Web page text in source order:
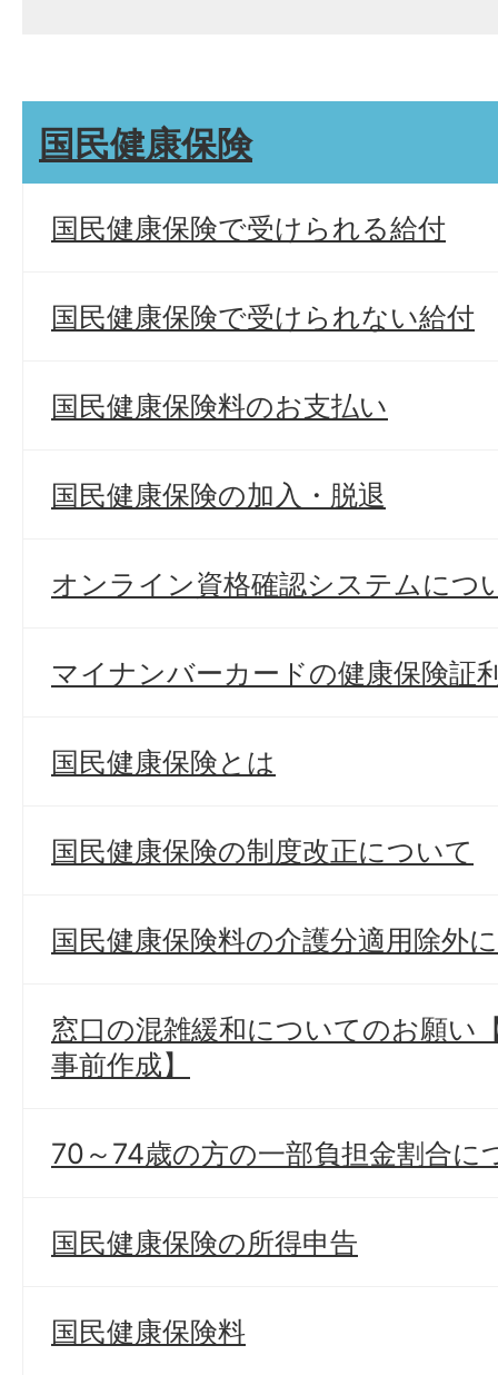
国民健康保険
国民健康保険で受けられる給付
国民健康保険で受けられない給付
国民健康保険料のお支払い
国民健康保険の加入・脱退
オンライン資格確認システムにつ
マイナンバーカードの健康保険証
国民健康保険とは
国民健康保険の制度改正について
国民健康保険料の介護分適用除外
窓口の混雑緩和についてのお願い
事前作成】
70～74歳の方の一部負担金割合に
国民健康保険の所得申告
国民健康保険料